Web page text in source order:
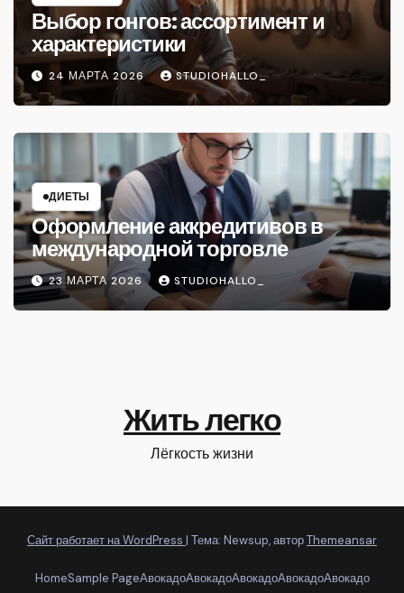
Выбор гонгов: ассортимент и
характеристики
24 МАРТА 2026 STUDIOHALLO_
ДИЕТЫ
Оформление аккредитивов в
международной торговле
23 МАРТА 2026 STUDIOHALLO_
Жить легко
Лёгкость жизни
Сайт работает на WordPress | Тема: Newsup, авторThemeansar
HomeSample PageАвокадоАвокадоАвокадоАвокадоАвокадо